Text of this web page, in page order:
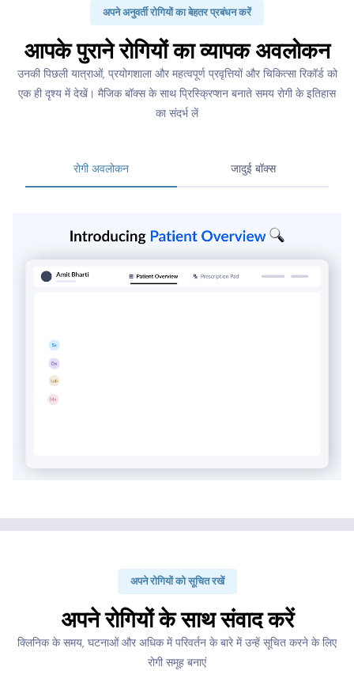
अपने अनुवर्ती रोगियों का बेहतर प्रबंधन करें
आपके पुराने रोगियों का व्यापक अवलोकन
उनकी पिछली यात्राओं, प्रयोगशाला और महत्वपूर्ण प्रवृत्तियों और चिकित्सा रिकॉर्ड को
एक ही दृश्य में देखें। मैजिक बॉक्स के साथ प्रिस्क्रिप्शन बनाते समय रोगी के इतिहास
का संदर्भ लें
रोगी अवलोकन जादुई बॉक्स
अपने रोगियों को सूचित रखें
अपने रोगियों के साथ संवाद करें
क्लिनिक के समय, घटनाओं और अधिक में परिवर्तन के बारे में उन्हें सूचित करने के लिए
रोगी समूह बनाएं